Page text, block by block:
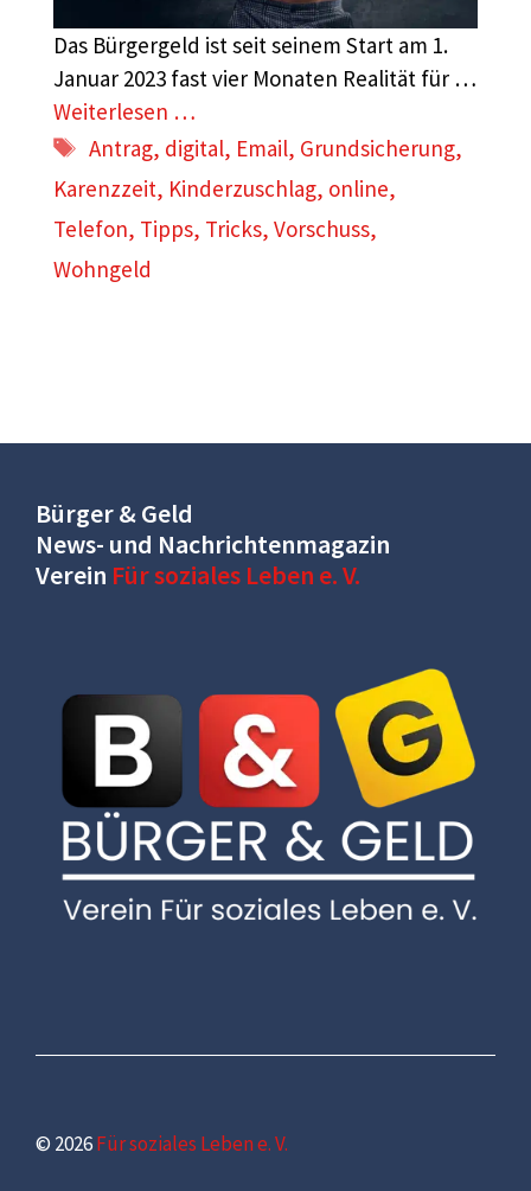
Das Bürgergeld ist seit seinem Start am 1.
Januar 2023 fast vier Monaten Realität für …
Weiterlesen …
Schlagwörter
Antrag, digital, Email, Grundsicherung,
Karenzzeit, Kinderzuschlag, online,
Telefon, Tipps, Tricks, Vorschuss,
Wohngeld
Bürger & Geld
News- und Nachrichtenmagazin
Verein Für soziales Leben e. V.
© 2026Für soziales Leben e. V.